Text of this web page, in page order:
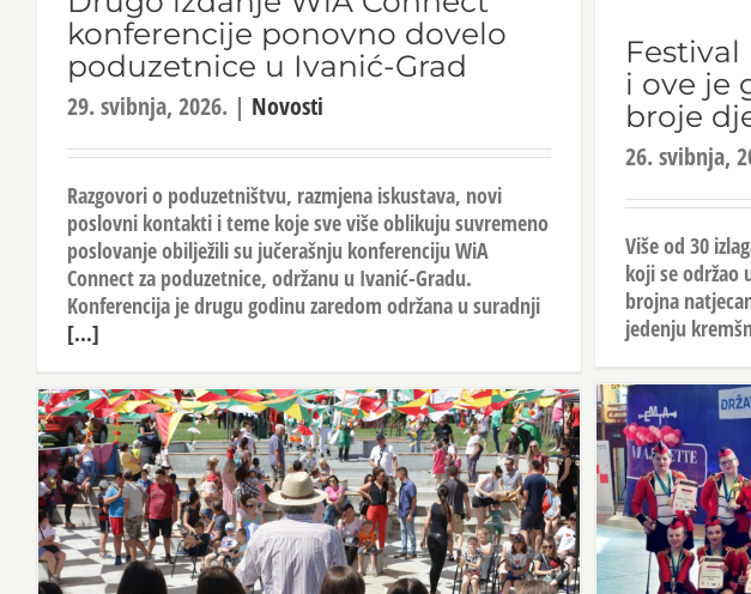
konferencije ponovno dovelo
poduzetnice u Ivanić-Grad
29. svibnja, 2026. | Novosti
Razgovori o poduzetništvu, razmjena iskustava, novi
poslovni kontakti i teme koje sve više oblikuju suvremeno
poslovanje obilježili su jučerašnju konferenciju WiA
Connect za poduzetnice, održanu u Ivanić-Gradu.
Konferencija je drugu godinu zaredom održana u suradnji
[...]
i ove je
broje
26. svibnja,
Više od 30
koji se održao
brojna
jedenju